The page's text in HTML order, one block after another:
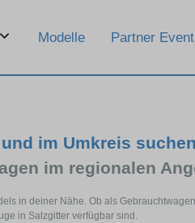
Modelle Partner
im Umkreis suchen
im regionalen
in deiner Nähe. Ob als
in Salzgitter verfügbar sind.